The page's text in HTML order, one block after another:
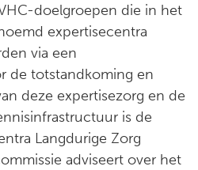
doelgroepen die in het
expertisecentra
via een
de totstandkoming en
deze expertisezorg en de
is de
Langdurige Zorg
adviseert over het